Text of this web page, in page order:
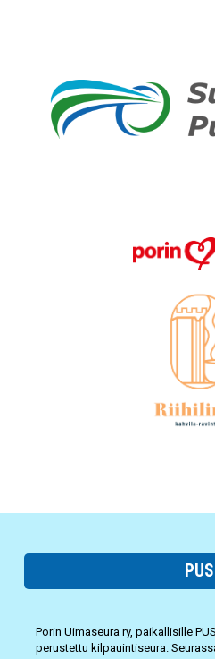
PUS
Porin Uimaseura ry, paikallisille
perustettu kilpauintiseura.